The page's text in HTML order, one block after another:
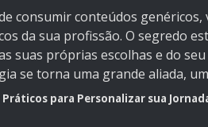
consumir conteúdos
da sua profissão. O segredo
suas próprias escolhas e do
se torna uma grande aliada,
Práticos para Personalizar sua